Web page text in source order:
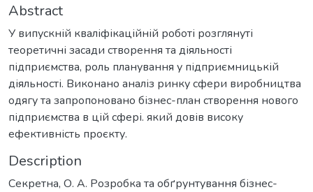
Abstract
У випускній кваліфікаційній роботі розглянуті
теоретичні засади створення та діяльності
підприємства, роль планування у підприємницькій
діяльності. Виконано аналіз ринку сфери виробництва
одягу та запропоновано бізнес-план створення нового
підприємства в цій сфері. який довів високу
ефективність проєкту.
Description
Секретна, О. А. Розробка та обґрунтування бізнес-